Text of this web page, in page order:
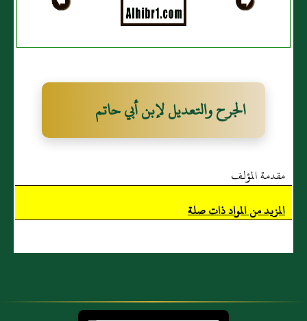
الجرح والتعديل لإبن أبي حاتم
مقدمة المؤلف
المزيد من المواد ذات صلة